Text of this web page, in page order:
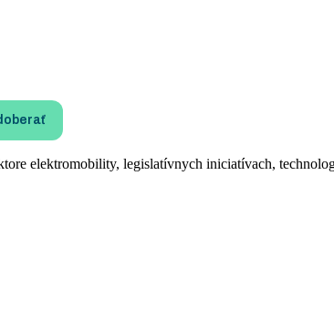
elektromobility, legislatívnych iniciatívach,